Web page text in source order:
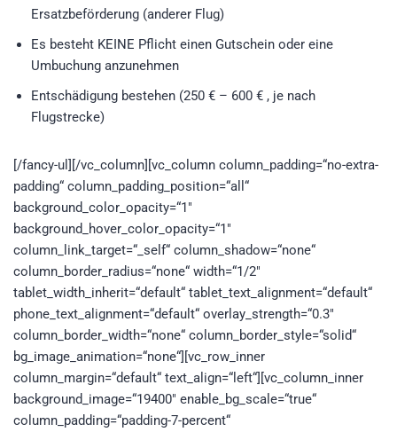
Ersatzbeförderung (anderer Flug)
Es besteht KEINE Pflicht einen Gutschein oder eine
Umbuchung anzunehmen
Entschädigung bestehen (250 € – 600 € , je nach
Flugstrecke)
[/fancy-ul][/vc_column][vc_column column_padding=“no-extra-
padding“ column_padding_position=“all“
background_color_opacity=“1″
background_hover_color_opacity=“1″
column_link_target=“_self“ column_shadow=“none“
column_border_radius=“none“ width=“1/2″
tablet_width_inherit=“default“ tablet_text_alignment=“default“
phone_text_alignment=“default“ overlay_strength=“0.3″
column_border_width=“none“ column_border_style=“solid“
bg_image_animation=“none“][vc_row_inner
column_margin=“default“ text_align=“left“][vc_column_inner
background_image=“19400″ enable_bg_scale=“true“
column_padding=“padding-7-percent“